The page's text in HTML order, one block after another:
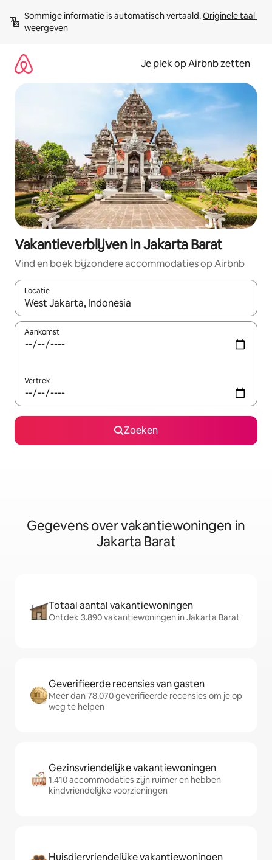
direct
naar
Sommige informatie is automatisch vertaald. Originele taal
weergeven
Je plek op Airbnb zetten
Vakantieverblijven in Jakarta Barat
Vind en boek bijzondere accommodaties op Airbnb
Locatie
Wanneer er resultaten beschikbaar zijn, maak je een keuze
Aankomst
Vertrek
Zoeken
Gegevens over vakantiewoningen in
Jakarta Barat
Totaal aantal vakantiewoningen
Ontdek 3.890 vakantiewoningen in Jakarta Barat
Geverifieerde recensies van gasten
Meer dan 78.070 geverifieerde recensies om je op
weg te helpen
Gezinsvriendelijke vakantiewoningen
1.410 accommodaties zijn ruimer en hebben
kindvriendelijke voorzieningen
Huisdiervriendelijke vakantiewoningen